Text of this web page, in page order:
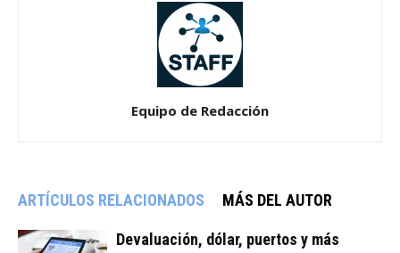
Equipo de Redacción
ARTÍCULOS RELACIONADOS MÁS DEL AUTOR
Devaluación, dólar, puertos y más